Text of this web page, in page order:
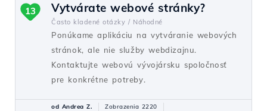
Vytvárate webové stránky?
Často kladené otázky / Náhodné
Ponúkame aplikáciu na vytváranie webových
stránok, ale nie služby webdizajnu.
Kontaktujte webovú vývojársku spoločnosť
pre konkrétne potreby.
13
od Andrea Z.
Zobrazenia 2220